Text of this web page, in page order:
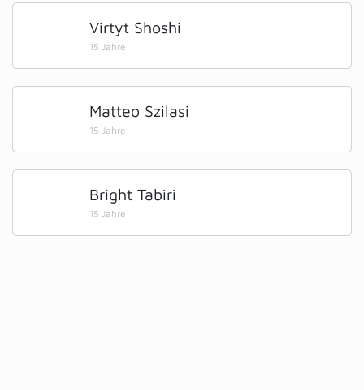
Virtyt Shoshi
15 Jahre
Matteo Szilasi
15 Jahre
Bright Tabiri
15 Jahre